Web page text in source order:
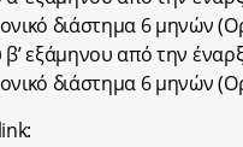
διάστημα 6 μηνών
εξάμηνου από την
διάστημα 6 μηνών